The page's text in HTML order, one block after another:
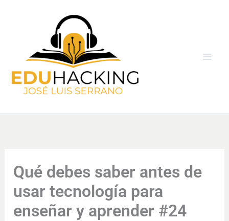
Qué debes saber antes de
usar tecnología para
enseñar y aprender #24